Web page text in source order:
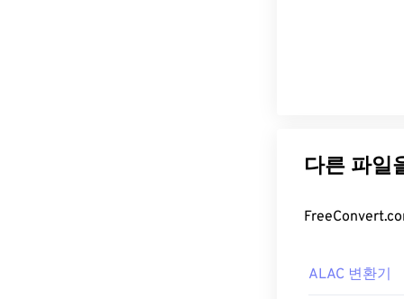
ALAC 변환기